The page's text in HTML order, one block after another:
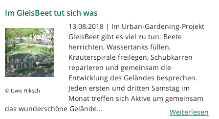
Im GleisBeet tut sich was
© Uwe Hiksch
13.08.2018 | Im Urban-Gardening-Projekt
GleisBeet gibt es viel zu tun: Beete
herrichten, Wassertanks füllen,
Kräuterspirale freilegen, Schubkarren
reparieren und gemeinsam die
Entwicklung des Geländes besprechen.
Jeden ersten und dritten Samstag im
Monat treffen sich Aktive um gemeinsam
das wunderschöne Gelände...
Weiterlesen